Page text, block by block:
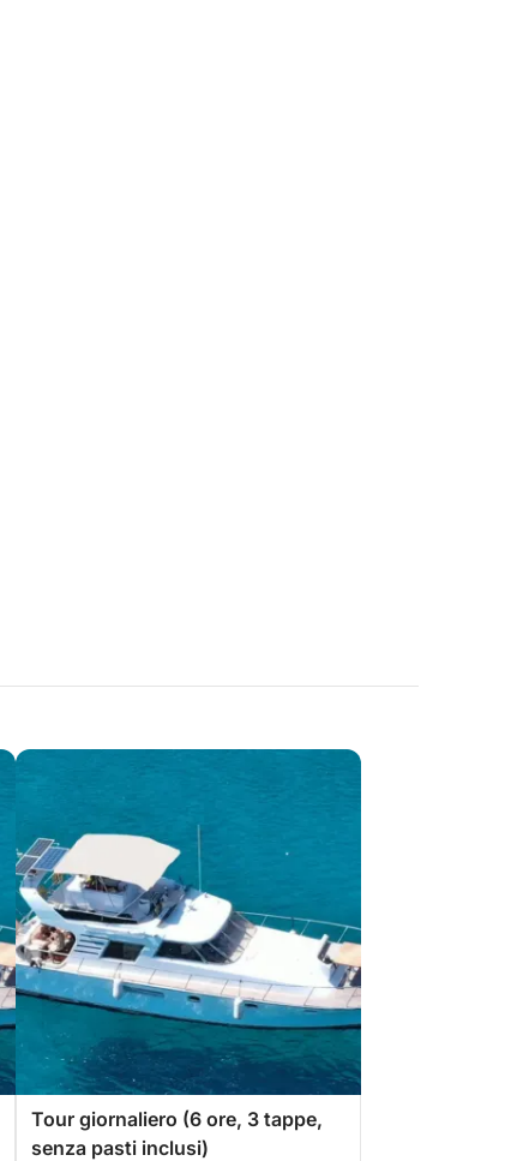
Tour giornaliero (6 ore, 3 tappe,
senza pasti inclusi)